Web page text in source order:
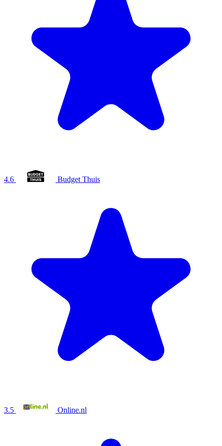
4.6 Budget Thuis
3.5 Online.nl